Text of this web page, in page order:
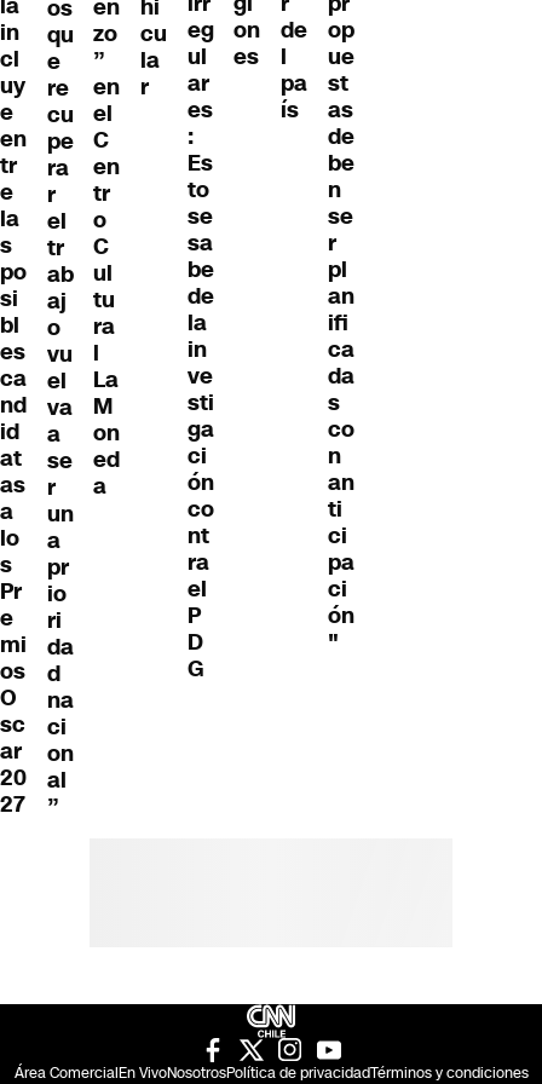
la
in
cl
uy
e
en
tr
e
la
s
po
si
bl
es
ca
nd
id
at
as
a
lo
s
Pr
e
mi
os
O
sc
ar
20
27
os
qu
e
re
cu
pe
ra
r
el
tr
ab
aj
o
vu
el
va
a
se
r
un
a
pr
io
ri
da
d
na
ci
on
al
”
en
zo
”
en
el
C
en
tr
o
C
ul
tu
ra
l
La
M
on
ed
a
hi
cu
la
r
irr
eg
ul
ar
es
:
Es
to
se
sa
be
de
la
in
ve
sti
ga
ci
ón
co
nt
ra
el
P
D
G
on
es
r
de
l
pa
ís
op
ue
st
as
de
be
n
se
r
pl
an
ifi
ca
da
s
co
n
an
ti
ci
pa
ci
ón
"
Área ComercialEn VivoNosotrosPolítica de privacidadTérminos y condiciones